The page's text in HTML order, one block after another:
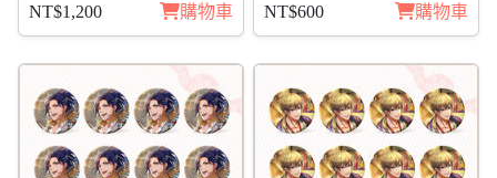
NT$1,200
購物車
NT$600
購物車